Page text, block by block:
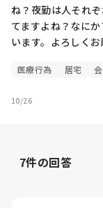
ね？夜勤は人それ
てますよね？なに
います。よろしくお
医療行為 居宅
10/26
7件の回答